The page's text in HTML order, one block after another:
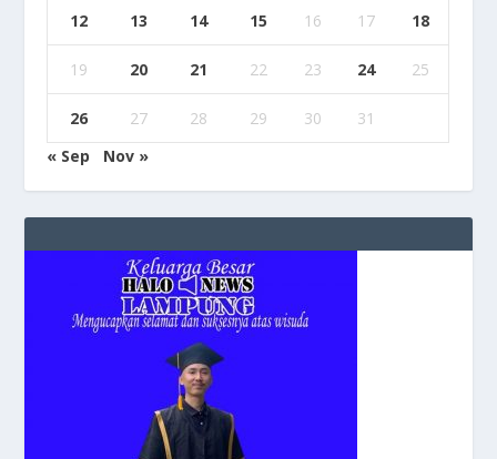
12 13 14 15 16 17 18
19 20 21 22 23 24 25
26 27 28 29 30
31
« Sep
Nov »